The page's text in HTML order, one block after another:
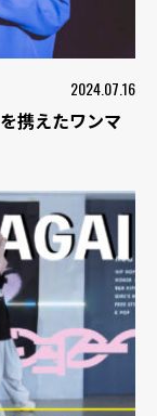
2024.07.16
携えたワンマ